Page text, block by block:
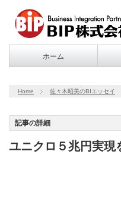
ホーム
Home 佐々木昭美のBIエッセイ
記事の詳細
ユニクロ５兆円実現